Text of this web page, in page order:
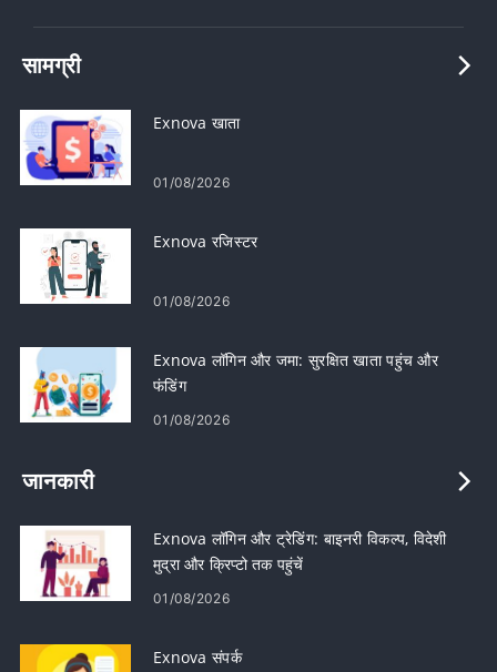
सामग्री
Exnova खाता
01/08/2026
Exnova रजिस्टर
01/08/2026
Exnova लॉगिन और जमा: सुरक्षित खाता पहुंच और
फंडिंग
01/08/2026
जानकारी
Exnova लॉगिन और ट्रेडिंग: बाइनरी विकल्प, विदेशी
मुद्रा और क्रिप्टो तक पहुंचें
01/08/2026
Exnova संपर्क